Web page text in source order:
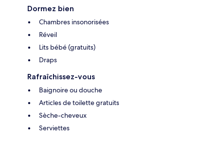
Dormez bien
Chambres insonorisées
Réveil
Lits bébé (gratuits)
Draps
Rafraîchissez-vous
Baignoire ou douche
Articles de toilette gratuits
Sèche-cheveux
Serviettes